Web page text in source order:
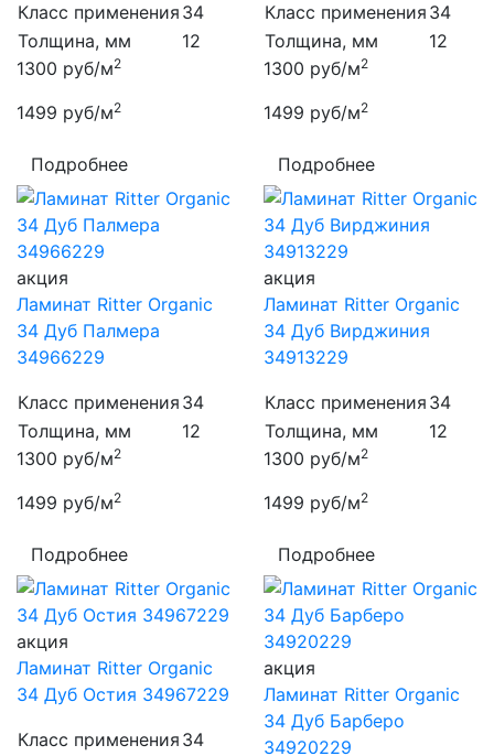
Класс применения 34
Толщина, мм
12
1300 руб/м2
1499 руб/м2
Подробнее
Класс применения 34
Толщина, мм
12
1300 руб/м2
1499 руб/м2
Подробнее
акция
Ламинат Ritter Organic
34 Дуб Палмера
34966229
Класс применения 34
Толщина, мм
12
1300 руб/м2
1499 руб/м2
Подробнее
акция
Ламинат Ritter Organic
34 Дуб Вирджиния
34913229
Класс применения 34
Толщина, мм
12
1300 руб/м2
1499 руб/м2
Подробнее
акция
Ламинат Ritter Organic
34 Дуб Остия 34967229
Класс применения 34
акция
Ламинат Ritter Organic
34 Дуб Барберо
34920229